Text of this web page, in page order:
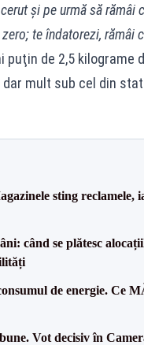
şi pe urmă să rămâi
te îndatorezi, rămâi
de 2,5 kilograme
dar mult sub cel din
sting reclamele,
când se plătesc
de energie. Ce
Vot decisiv în